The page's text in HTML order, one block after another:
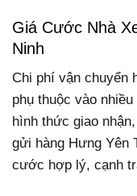
Giá Cước Nhà
Ninh
Chi phí vận chuyển
phụ thuộc vào
hình thức giao
gửi hàng Hưng Yên
cước hợp lý, cạnh